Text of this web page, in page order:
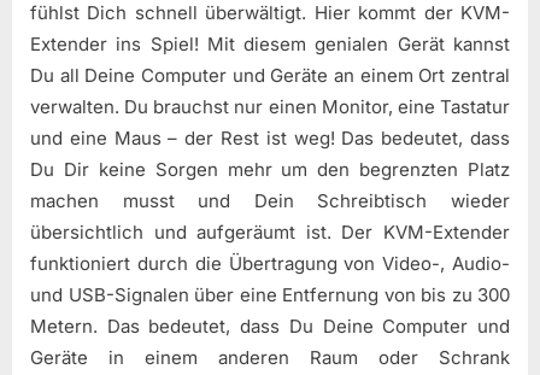
fühlst Dich schnell überwältigt. Hier kommt der KVM-
Extender ins Spiel! Mit diesem genialen Gerät kannst
Du all Deine Computer und Geräte an einem Ort zentral
verwalten. Du brauchst nur einen Monitor, eine Tastatur
und eine Maus – der Rest ist weg! Das bedeutet, dass
Du Dir keine Sorgen mehr um den begrenzten Platz
machen musst und Dein Schreibtisch wieder
übersichtlich und aufgeräumt ist. Der KVM-Extender
funktioniert durch die Übertragung von Video-, Audio-
und USB-Signalen über eine Entfernung von bis zu 300
Metern. Das bedeutet, dass Du Deine Computer und
Geräte in einem anderen Raum oder Schrank